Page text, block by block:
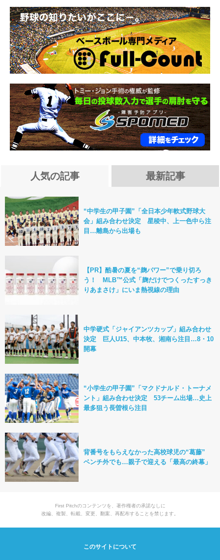
人気の記事 最新記事
“中学生の甲子園”「全日本少年軟式野球大
会」組み合わせ決定 星稜中、上一色中ら注
目…離島から出場も
【PR】酷暑の夏を“麹パワー”で乗り切ろ
う！ MLB™公式「麹だけでつくったすっき
りあまさけ」にいま熱視線の理由
中学硬式「ジャイアンツカップ」組み合わせ
決定 巨人U15、中本牧、湘南ら注目…8・10
開幕
“小学生の甲子園”「マクドナルド・トーナメ
ント」組み合わせ決定 53チーム出場…史上
最多狙う長曽根ら注目
背番号をもらえなかった高校球児の“葛藤”
ベンチ外でも…親子で迎える「最高の終幕」
First Pitchのコンテンツを、著作権者の承諾なしに
改編、複製、転載、変更、翻案、再配布することを禁じます。
このサイトについて